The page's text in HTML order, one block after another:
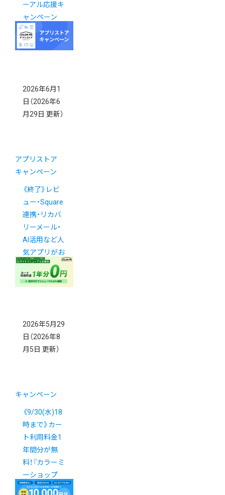
ーアル応援キ
ャンペーン
2026年6月1
日 （2026年6
月29日 更新）
アプリストア
キャンペーン
《終了》レビ
ュー・Square
連携・リカバ
リーメール・
AI活用など人
気アプリがお
得！
2026年5月29
日 （2026年8
月5日 更新）
キャンペーン
《9/30(水)18
時まで》カー
ト利用料金1
年間分が無
料！『カラーミ
ーショップ
ECサイトリ